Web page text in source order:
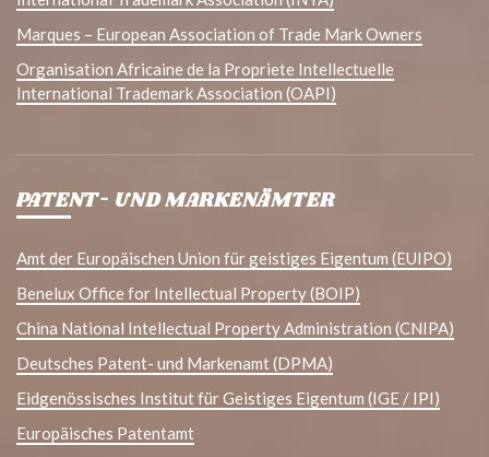
Marques – European Association of Trade Mark Owners
Organisation Africaine de la Propriete Intellectuelle
International Trademark Association (OAPI)
PATENT- UND MARKENÄMTER
Amt der Europäischen Union für geistiges Eigentum (EUIPO)
Benelux Office for Intellectual Property (BOIP)
China National Intellectual Property Administration (CNIPA)
Deutsches Patent- und Markenamt (DPMA)
Eidgenössisches Institut für Geistiges Eigentum (IGE / IPI)
Europäisches Patentamt